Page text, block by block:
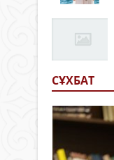
СҰХБАТ